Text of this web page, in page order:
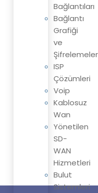
Bağlantıları
Bağlantı
Grafiği
ve
Şifrelemeler
ISP
Çözümleri
Voip
Kablosuz
Wan
Yönetilen
SD-
WAN
Hizmetleri
Bulut
Sistemleri